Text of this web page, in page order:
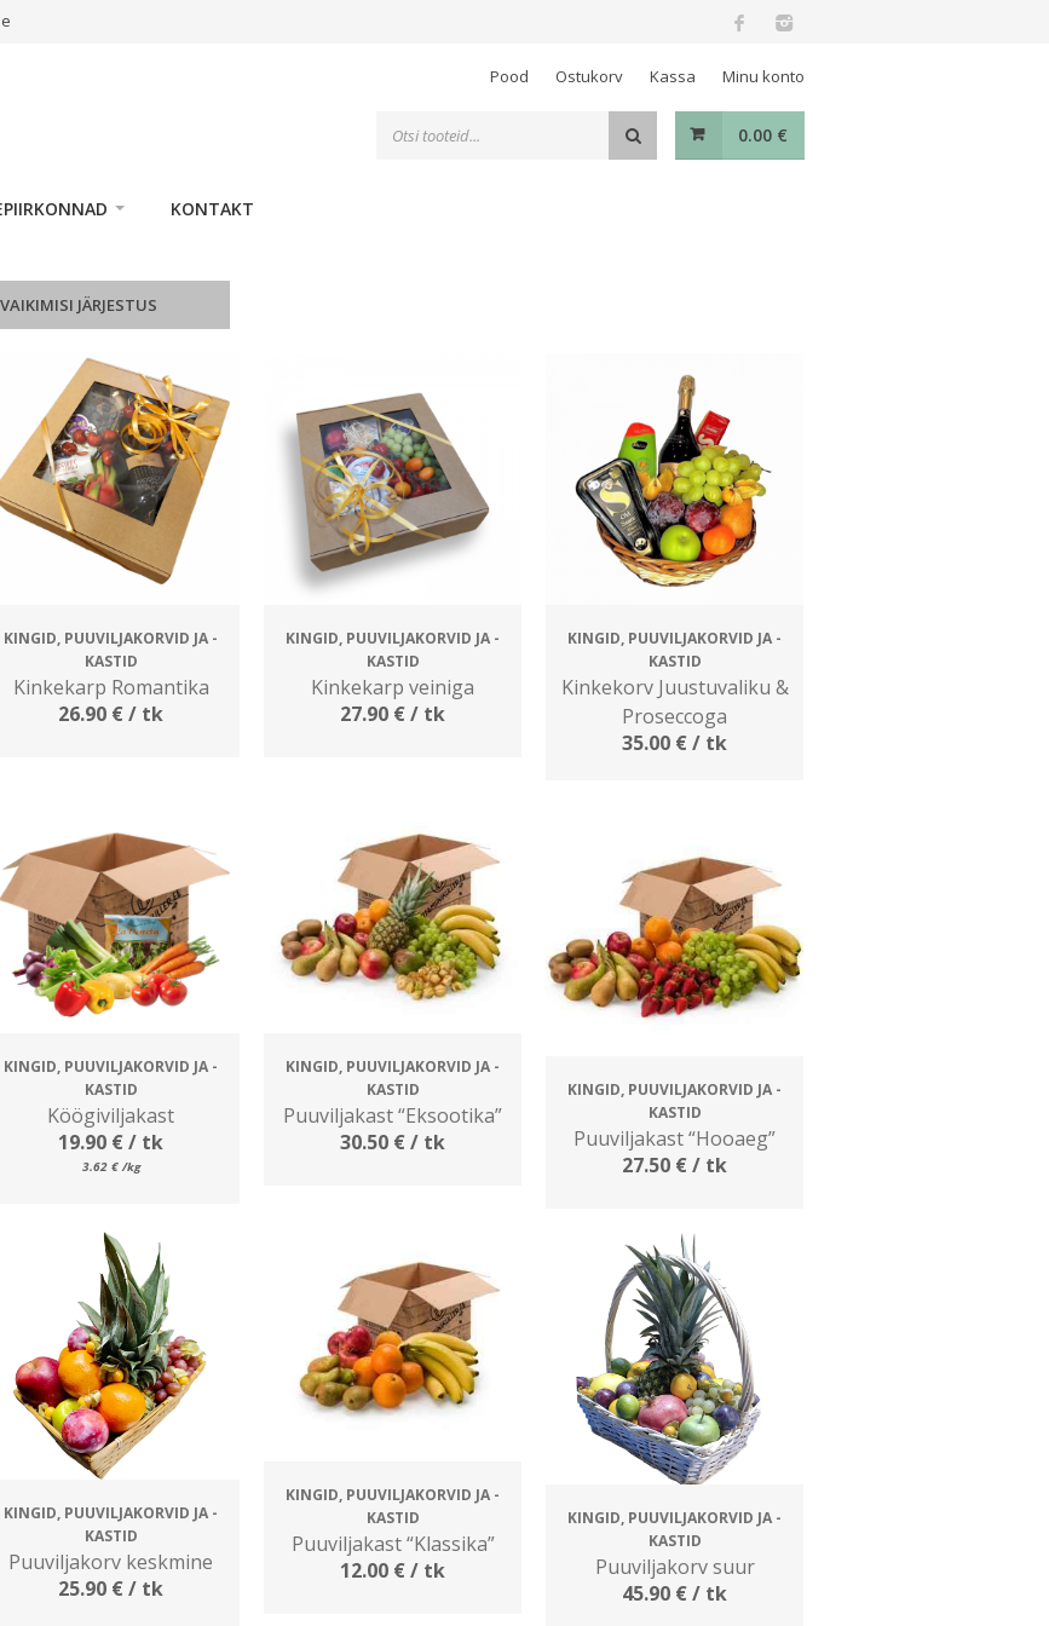
Pood Ostukorv Kassa Minu konto
0.00 €
KONTAKT
VAIKIMISI JÄRJESTUS
KINGID, PUUVILJAKORVID JA -
KASTID
Kinkekarp Romantika
26.90 €/ tk
KINGID, PUUVILJAKORVID JA -
KASTID
Kinkekarp veiniga
27.90 €/ tk
KINGID, PUUVILJAKORVID JA -
KASTID
Kinkekorv Juustuvaliku &
Proseccoga
35.00 €/ tk
KINGID, PUUVILJAKORVID JA -
KASTID
Köögiviljakast
19.90 €/ tk
3.62 € /kg
KINGID, PUUVILJAKORVID JA -
KASTID
Puuviljakast “Eksootika”
30.50 €/ tk
KINGID, PUUVILJAKORVID JA -
KASTID
Puuviljakast “Hooaeg”
27.50 €/ tk
KINGID, PUUVILJAKORVID JA -
KASTID
Puuviljakast “Klassika”
12.00 €/ tk
KINGID, PUUVILJAKORVID JA -
KASTID
Puuviljakorv keskmine
25.90 €/ tk
KINGID, PUUVILJAKORVID JA -
KASTID
Puuviljakorv suur
45.90 €/ tk